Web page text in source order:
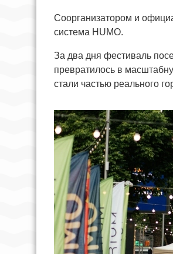
Соорганизатором и
система HUMO.
За два дня фестиваль
превратилось в
стали частью реального